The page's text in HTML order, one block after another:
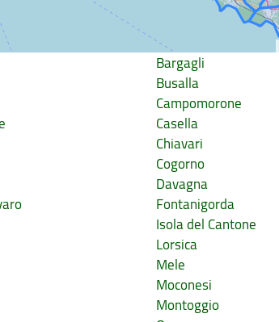
Bargagli
Busalla
Campomorone
Casella
Chiavari
Cogorno
Davagna
Fontanigorda
Isola del Cantone
Lorsica
Mele
Moconesi
Montoggio